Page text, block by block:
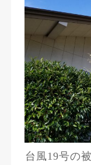
台風19号の